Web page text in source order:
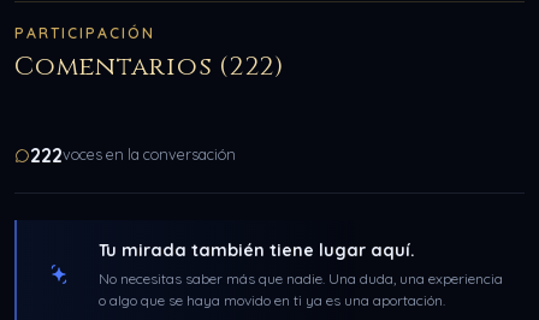
PARTICIPACIÓN
Comentarios (222)
222voces en la conversación
Tu mirada también tiene lugar aquí.
No necesitas saber más que nadie. Una duda, una experiencia
o algo que se haya movido en ti ya es una aportación.